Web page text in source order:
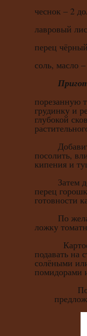
чеснок – 2
лавровый
перец
соль, масло
порезанную
грудинку и
глубокой
Добавить
посолить,
кипения и
Затем
перец
готовности
По
ложку
подавать на
солёными
помидорами
По